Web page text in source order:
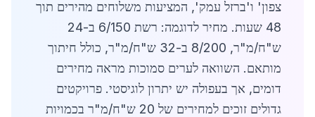
צפון' ו'ברזל עמק', המציעות משלוחים מהירים תוך
48 שעות. מחיר לדוגמה: רשת 6/150 ב-24
ש"ח/מ"ר, 8/200 ב-32 ש"ח/מ"ר, כולל חיתוך
מותאם. השוואה לערים סמוכות מראה מחירים
דומים, אך בעפולה יש יתרון לוגיסטי. פרויקטים
גדולים זוכים למחירים של 20 ש"ח/מ"ר בכמויות